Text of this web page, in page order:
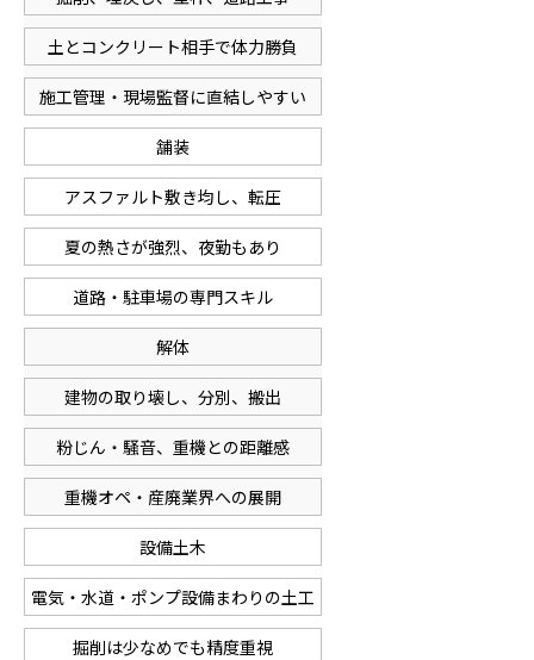
土とコンクリート相手で体力勝負
施工管理・現場監督に直結しやすい
舗装
アスファルト敷き均し、転圧
夏の熱さが強烈、夜勤もあり
道路・駐車場の専門スキル
解体
建物の取り壊し、分別、搬出
粉じん・騒音、重機との距離感
重機オペ・産廃業界への展開
設備土木
電気・水道・ポンプ設備まわりの土工
掘削は少なめでも精度重視